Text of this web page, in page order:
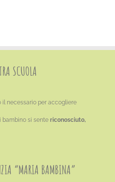
SCUOLA
il necessario per accogliere
bambino si sente riconosciuto,
“MARIA BAMBINA”